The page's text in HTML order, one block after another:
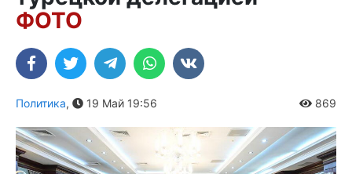
ФОТО
Политика, 19 Май 19:56 869